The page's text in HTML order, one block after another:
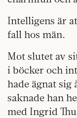
Intelligens är
fall hos män.
Mot slutet av
i böcker och
hade ägnat
saknade han
med Ingrid